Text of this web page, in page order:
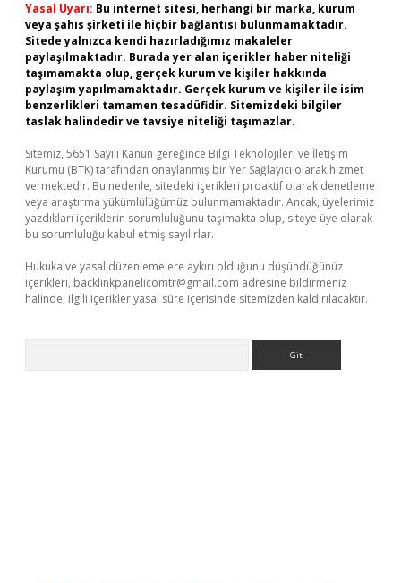
Yasal Uyarı: Bu internet sitesi, herhangi bir marka, kurum
veya şahıs şirketi ile hiçbir bağlantısı bulunmamaktadır.
Sitede yalnızca kendi hazırladığımız makaleler
paylaşılmaktadır. Burada yer alan içerikler haber niteliği
taşımamakta olup, gerçek kurum ve kişiler hakkında
paylaşım yapılmamaktadır. Gerçek kurum ve kişiler ile isim
benzerlikleri tamamen tesadüfidir. Sitemizdeki bilgiler
taslak halindedir ve tavsiye niteliği taşımazlar.
Sitemiz, 5651 Sayılı Kanun gereğince Bilgi Teknolojileri ve İletişim
Kurumu (BTK) tarafından onaylanmış bir Yer Sağlayıcı olarak hizmet
vermektedir. Bu nedenle, sitedeki içerikleri proaktif olarak denetleme
veya araştırma yükümlülüğümüz bulunmamaktadır. Ancak, üyelerimiz
yazdıkları içeriklerin sorumluluğunu taşımakta olup, siteye üye olarak
bu sorumluluğu kabul etmiş sayılırlar.
Hukuka ve yasal düzenlemelere aykırı olduğunu düşündüğünüz
içerikleri, backlinkpanelicomtr@gmail.com adresine bildirmeniz
halinde, ilgili içerikler yasal süre içerisinde sitemizden kaldırılacaktır.